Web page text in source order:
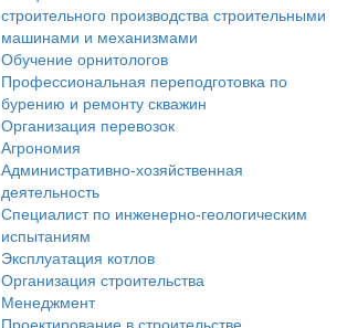
строительного производства строительными
машинами и механизмами
Обучение орнитологов
Профессиональная переподготовка по
бурению и ремонту скважин
Организация перевозок
Агрономия
Административно-хозяйственная
деятельность
Специалист по инженерно-геологическим
испытаниям
Эксплуатация котлов
Организация строительства
Менеджмент
Проектирование в строительстве